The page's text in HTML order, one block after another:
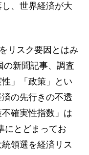
、世界経済が大
リスク要因とはみ
の新聞記事、調査
」「政策」とい
の先行きの不透
確実性指数」は
にとどまってお
領選を経済リス